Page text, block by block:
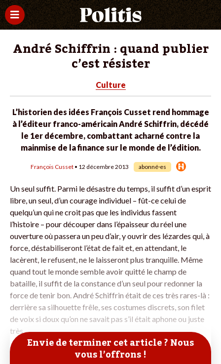
André Schiffrin : quand publier
c’est résister
Culture
L’historien des idées François Cusset rend hommage
à l’éditeur franco-américain André Schiffrin, décédé
le 1er décembre, combattant acharné contre la
mainmise de la finance sur le monde de l’édition.
François Cusset • 12 décembre 2013 abonné·es
Un seul suffit. Parmi le désastre du temps, il suffit d’un esprit
libre, un seul, d’un courage individuel – fût-ce celui de
quelqu’un qui ne croit pas que les individus fassent
l’histoire – pour découper dans l’épaisseur du réel une
ouverture où passera un peu d’air, y ouvrir des lézardes qui, à
force, déstabiliseront l’état de fait et, en attendant, le
lacèrent, le refusent, ne le laisseront plus tranquille. Même
quand tout le monde semble avoir quitté le champ de
bataille, il suffit de la constance d’un seul pour redonner la
force de tenir bon. André Schiffrin était de ces très rares-là :
derrière sa silhouette frêle, ses costumes discrets, son filet
de voix si doux qu’on ne savait pas s’il était aphone ou juste
très
Envie de terminer cet article ? Nous
vous l’offrons !